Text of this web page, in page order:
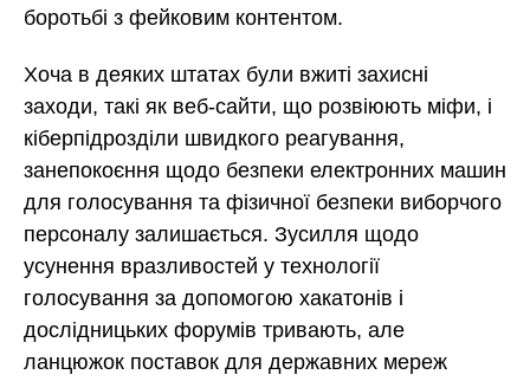
боротьбі з фейковим контентом.
Хоча в деяких штатах були вжиті захисні
заходи, такі як веб-сайти, що розвіюють міфи, і
кіберпідрозділи швидкого реагування,
занепокоєння щодо безпеки електронних машин
для голосування та фізичної безпеки виборчого
персоналу залишається. Зусилля щодо
усунення вразливостей у технології
голосування за допомогою хакатонів і
дослідницьких форумів тривають, але
ланцюжок поставок для державних мереж